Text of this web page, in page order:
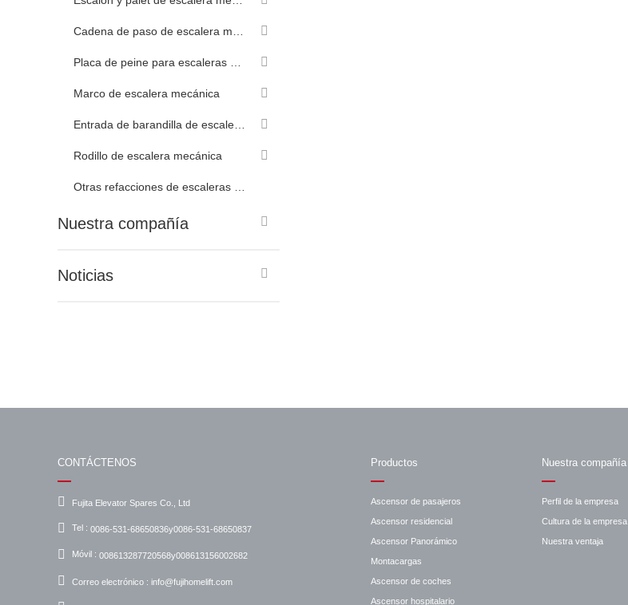
Marco de escalera mecánica
Rodillo de escalera mecánica
Nuestra compañía
Noticias
CONTÁCTENOS
Fujita Elevator Spares Co., Ltd
Tel : 0086-531-68650836y0086-531-68650837
Móvil : 008613287720568y008613156002682
Correo electrónico : info@fujihomelift.com
Productos
Ascensor de pasajeros
Ascensor residencial
Ascensor Panorámico
Montacargas
Ascensor de coches
Ascensor hospitalario
Nuestra compañía
Perfil de la empresa
Cultura de la empresa
Nuestra ventaja